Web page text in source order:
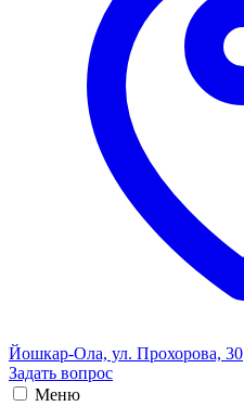
Йошкар-Ола, ул. Прохорова, 30
Задать вопрос
Меню